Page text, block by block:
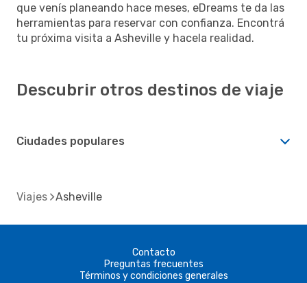
que venís planeando hace meses, eDreams te da las
herramientas para reservar con confianza. Encontrá
tu próxima visita a Asheville y hacela realidad.
Descubrir otros destinos de viaje
Ciudades populares
Viajes Asheville
Contacto
Preguntas frecuentes
Términos y condiciones generales